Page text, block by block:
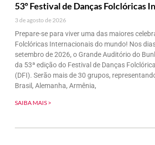
53º Festival de Danças Folclóricas
3 de agosto de 2026
Prepare-se para viver uma das maiores
Folclóricas Internacionais do mundo! Nos
setembro de 2026, o Grande Auditório do
da 53ª edição do Festival de Danças
(DFI). Serão mais de 30 grupos,
Brasil, Alemanha, Armênia,
SAIBA MAIS >